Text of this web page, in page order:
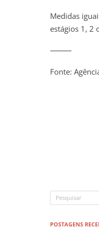
Medidas
estágios 1, 2
⸻
Fonte:
POSTAGENS